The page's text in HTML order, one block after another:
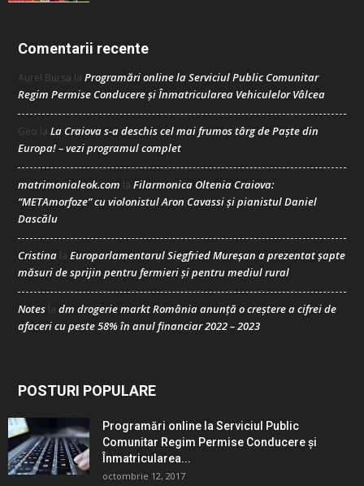
Comentarii recente
Aurel Bursa la Programări online la Serviciul Public Comunitar
Regim Permise Conducere şi Înmatricularea Vehiculelor Vâlcea
Geo la La Craiova s-a deschis cel mai frumos târg de Paște din
Europa! – vezi programul complet
matrimonialeok.com la Filarmonica Oltenia Craiova:
“METAmorfoze” cu violonistul Aron Cavassi și pianistul Daniel
Dascălu
Cristina la Europarlamentarul Siegfried Mureșan a prezentat șapte
măsuri de sprijin pentru fermieri și pentru mediul rural
Notes la dm drogerie markt România anunță o creștere a cifrei de
afaceri cu peste 58% în anul financiar 2022 – 2023
POSTURI POPULARE
Programări online la Serviciul Public
Comunitar Regim Permise Conducere şi
Înmatricularea...
octombrie 12, 2017